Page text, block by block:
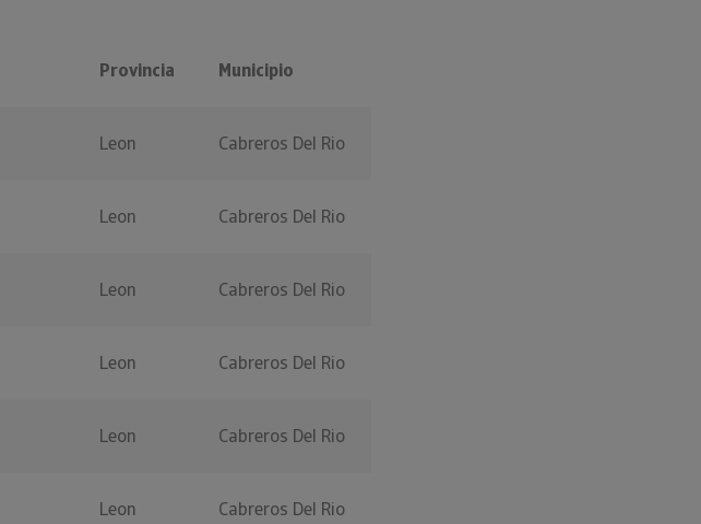
Provincia Municipio
Leon Cabreros Del Rio
Leon Cabreros Del Rio
Leon Cabreros Del Rio
Leon Cabreros Del Rio
Leon Cabreros Del Rio
Leon Cabreros Del Rio